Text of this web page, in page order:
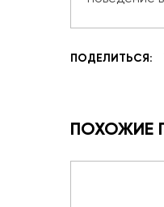
ПОДЕЛИТЬСЯ:
ПОХОЖИЕ